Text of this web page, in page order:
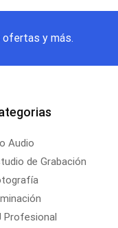
y más.
Audio
de Grabación
Profesional